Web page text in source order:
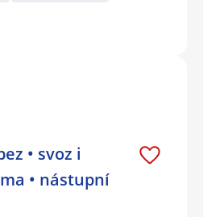
• svoz i
• nástupní